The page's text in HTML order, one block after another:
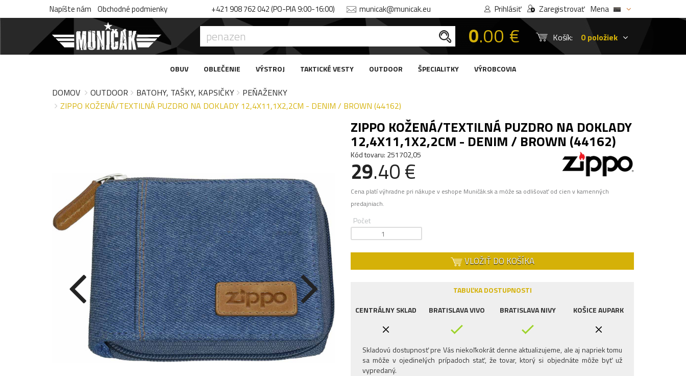
Napíšte nám Obchodné podmienky +421 908 762 042 (PO-PIA 9:00-16:00) municak@municak.eu Prihlásiť Zaregistrovať Mena
0.00 € Košík: 0 položiek
OBUV OBLEČENIE VÝSTROJ TAKTICKÉ VESTY OUTDOOR ŠPECIALITKY VÝROBCOVIA
DOMOV OUTDOOR BATOHY, TAŠKY, KAPSIČKY
PEŇAŽENKY
ZIPPO KOŽENÁ/TEXTILNÁ PUZDRO NA DOKLADY 12,4X11,1X2,2CM - DENIM / BROWN (44162)
ZIPPO KOŽENÁ/TEXTILNÁ PUZDRO NA DOKLADY
12,4X11,1X2,2CM - DENIM / BROWN (44162)
Kód tovaru: 251702,05
29.40 €
Cena platí výhradne pri nákupe v eshope Muničák.sk a môže sa odlišovať od cien v kamenných
predajniach.
Počet
VLOŽIŤ DO KOŠÍKA
TABUĽKA DOSTUPNOSTI
CENTRÁLNY SKLAD
BRATISLAVA VIVO BRATISLAVA NIVY KOŠICE AUPARK
Skladovú dostupnosť pre Vás niekoľkokrát denne aktualizujeme, ale aj napriek tomu
sa môže v ojedinelých prípadoch stať, že tovar, ktorý si objednáte môže byť už
vypredaný.